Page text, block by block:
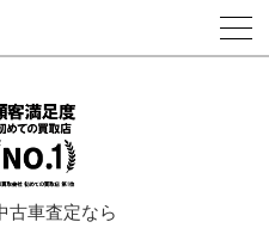
為のCVボタン*/
古車査定なら